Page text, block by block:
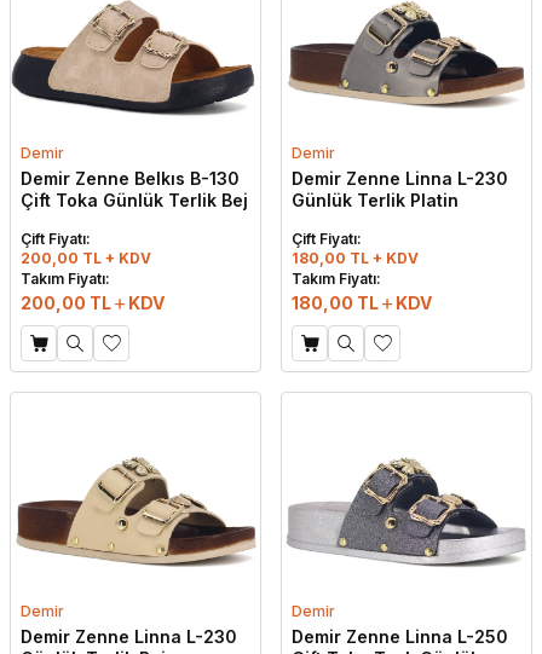
Demir
Demir Zenne Belkıs B-130
Çift Toka Günlük Terlik Bej
Çift Fiyatı:
200,00 TL + KDV
Takım Fiyatı:
200,00 TL KDV
Demir
Demir Zenne Linna L-230
Günlük Terlik Platin
Çift Fiyatı:
180,00 TL + KDV
Takım Fiyatı:
180,00 TL KDV
Demir
Demir Zenne Linna L-230
Demir
Demir Zenne Linna L-250